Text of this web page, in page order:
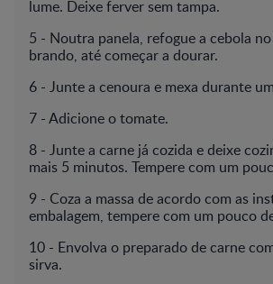
lume. Deixe ferver sem tampa.
5 - Noutra panela, refogue a cebola
brando, até começar a dourar.
6 - Junte a cenoura e mexa durante
7 - Adicione o tomate.
8 - Junte a carne já cozida e deixe
mais 5 minutos. Tempere com um
9 - Coza a massa de acordo com as
embalagem, tempere com um pouco
10 - Envolva o preparado de carne
sirva.